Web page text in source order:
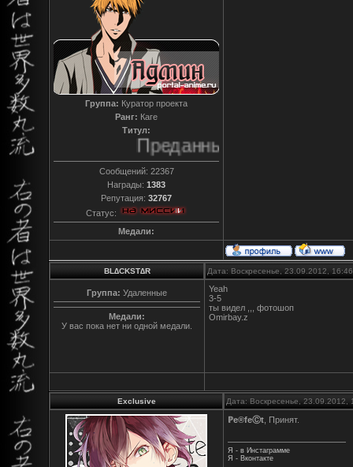
Группа: Куратор проекта
Ранг: Каге
Титул:
Преданный
Сообщений: 22367
Награды: 1383
Репутация: 32767
Статус:
Медали:
BL∆CKST∆R Дата: Воскресенье, 23.09.2012,
Группа: Удаленные
Медали:
У вас пока нет ни одной медали.
Yeah
3-5
ты видел ,,, фотошоп
Omirbay.z
Exclusive Дата: Воскресенье,
ℙe®feⒸt , Принят.
Я - в Инстаграмме
Я - Вконтакте